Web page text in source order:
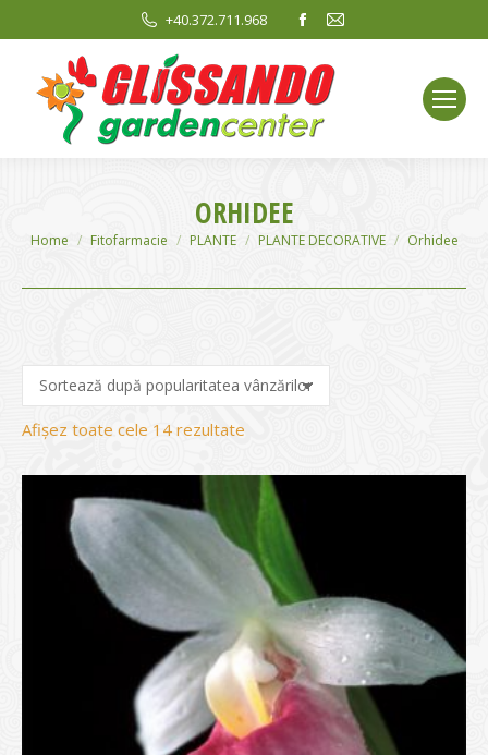
+40.372.711.968
Facebook
opens
in
new
window
Mail
window
ORHIDEE
You are here:
Home Fitofarmacie PLANTE PLANTE DECORATIVE Orhidee
Afișez toate cele 14 rezultate
evaluarea
medie